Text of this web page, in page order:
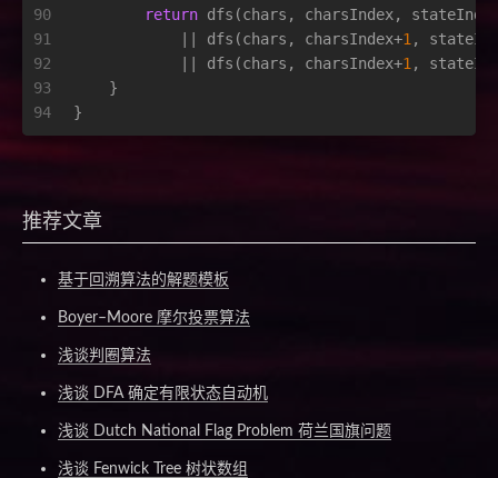
90
91
92
93
94
return dfs(chars, charsIndex,
            || dfs(chars, charsIndex+
1 ,
            || dfs(chars, charsIndex+
1 ,
    }
}
推荐文章
基于回溯算法的解题模板
Boyer–Moore 摩尔投票算法
浅谈判圈算法
浅谈 DFA 确定有限状态自动机
浅谈 Dutch National Flag Problem 荷兰国旗问题
浅谈 Fenwick Tree 树状数组